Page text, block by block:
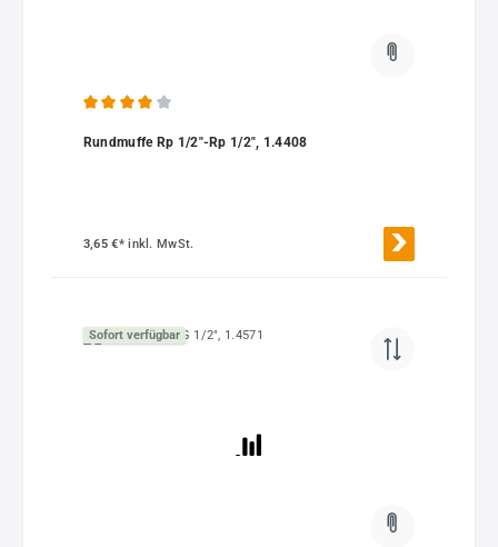
Rundmuffe Rp 1/2"-Rp 1/2", 1.4408
3,65 €*inkl. MwSt.
Sofort verfügbar